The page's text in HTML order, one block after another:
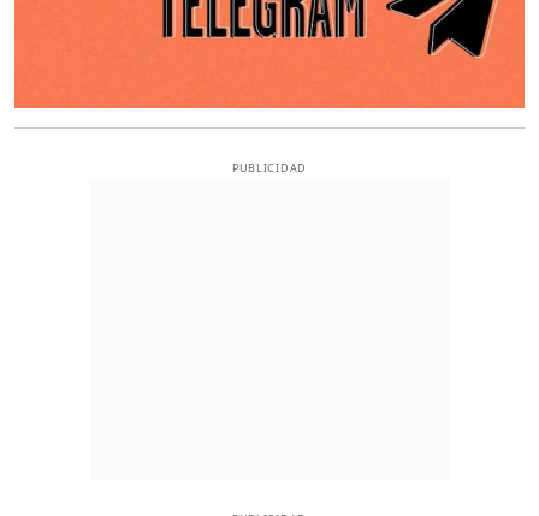
PUBLICIDAD